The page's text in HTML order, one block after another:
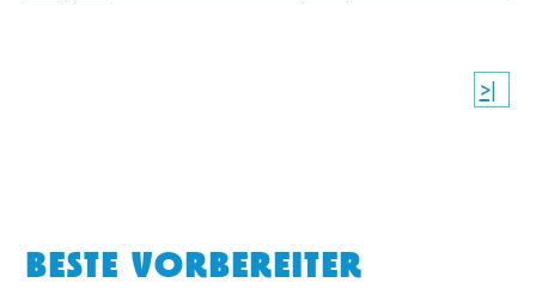
>|
BESTE VORBEREITER